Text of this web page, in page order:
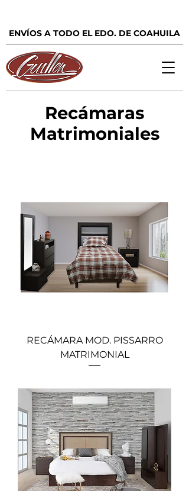
ENVÍOS A TODO EL EDO. DE COAHUILA
Recámaras
Matrimoniales
RECÁMARA MOD. PISSARRO
MATRIMONIAL